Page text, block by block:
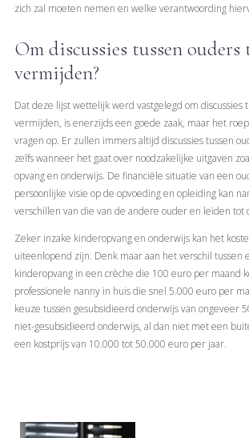
zich zal moeten nemen en welke verantwoording
Om discussies tussen ouders
vermijden?
Dat deze lijst wettelijk werd vastgelegd om discussies
vermijden, is enerzijds een goede zaak, maar het
vragen op. Er zullen immers altijd discussies tussen
zelfs wanneer het gaat over noodzakelijke uitgaven
opvang en onderwijs. De financiële situatie van een
persoonlijke visie op de opvoeding en opleiding kan
verschillen van die van de andere ouder en leiden tot
Zeker inzake kinderopvang en onderwijs kan het
uiteenlopend zijn. Denk maar aan het verschil tussen
kinderopvang in een crèche die 100 euro per maand
professionele nanny in huis die snel 5.000 euro per
keuze tussen gesubsidieerd onderwijs van ongeveer
niet-gesubsidieerd onderwijs, al dan niet met een
een kostprijs van 10.000 tot 50.000 euro per jaar.